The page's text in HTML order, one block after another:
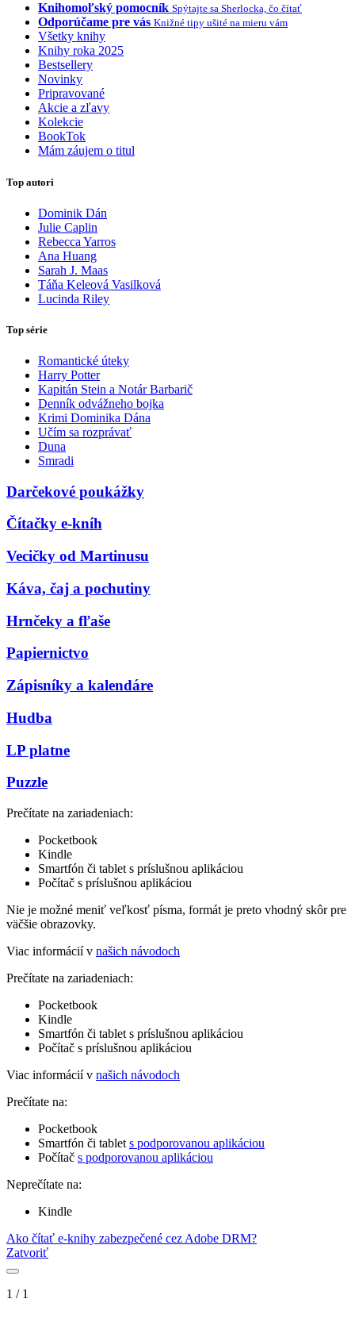
Knihomoľský pomocník Spýtajte sa Sherlocka, čo čítať
Odporúčame pre vás Knižné tipy ušité na mieru vám
Všetky knihy
Knihy roka 2025
Bestsellery
Novinky
Pripravované
Akcie a zľavy
Kolekcie
BookTok
Mám záujem o titul
Top autori
Dominik Dán
Julie Caplin
Rebecca Yarros
Ana Huang
Sarah J. Maas
Táňa Keleová Vasilková
Lucinda Riley
Top série
Romantické úteky
Harry Potter
Kapitán Stein a Notár Barbarič
Denník odvážneho bojka
Krimi Dominika Dána
Učím sa rozprávať
Duna
Smradi
Darčekové poukážky
Čítačky e-kníh
Vecičky od Martinusu
Káva, čaj a pochutiny
Hrnčeky a fľaše
Papiernictvo
Zápisníky a kalendáre
Hudba
LP platne
Puzzle
Prečítate na zariadeniach:
Pocketbook
Kindle
Smartfón či tablet s príslušnou aplikáciou
Počítač s príslušnou aplikáciou
Nie je možné meniť veľkosť písma, formát je preto vhodný skôr pre
väčšie obrazovky.
Viac informácií v našich návodoch
Prečítate na zariadeniach:
Pocketbook
Kindle
Smartfón či tablet s príslušnou aplikáciou
Počítač s príslušnou aplikáciou
Viac informácií v našich návodoch
Prečítate na:
Pocketbook
Smartfón či tablet s podporovanou aplikáciou
Počítač s podporovanou aplikáciou
Neprečítate na:
Kindle
Ako čítať e-knihy zabezpečené cez Adobe DRM?
Zatvoriť
1 / 1